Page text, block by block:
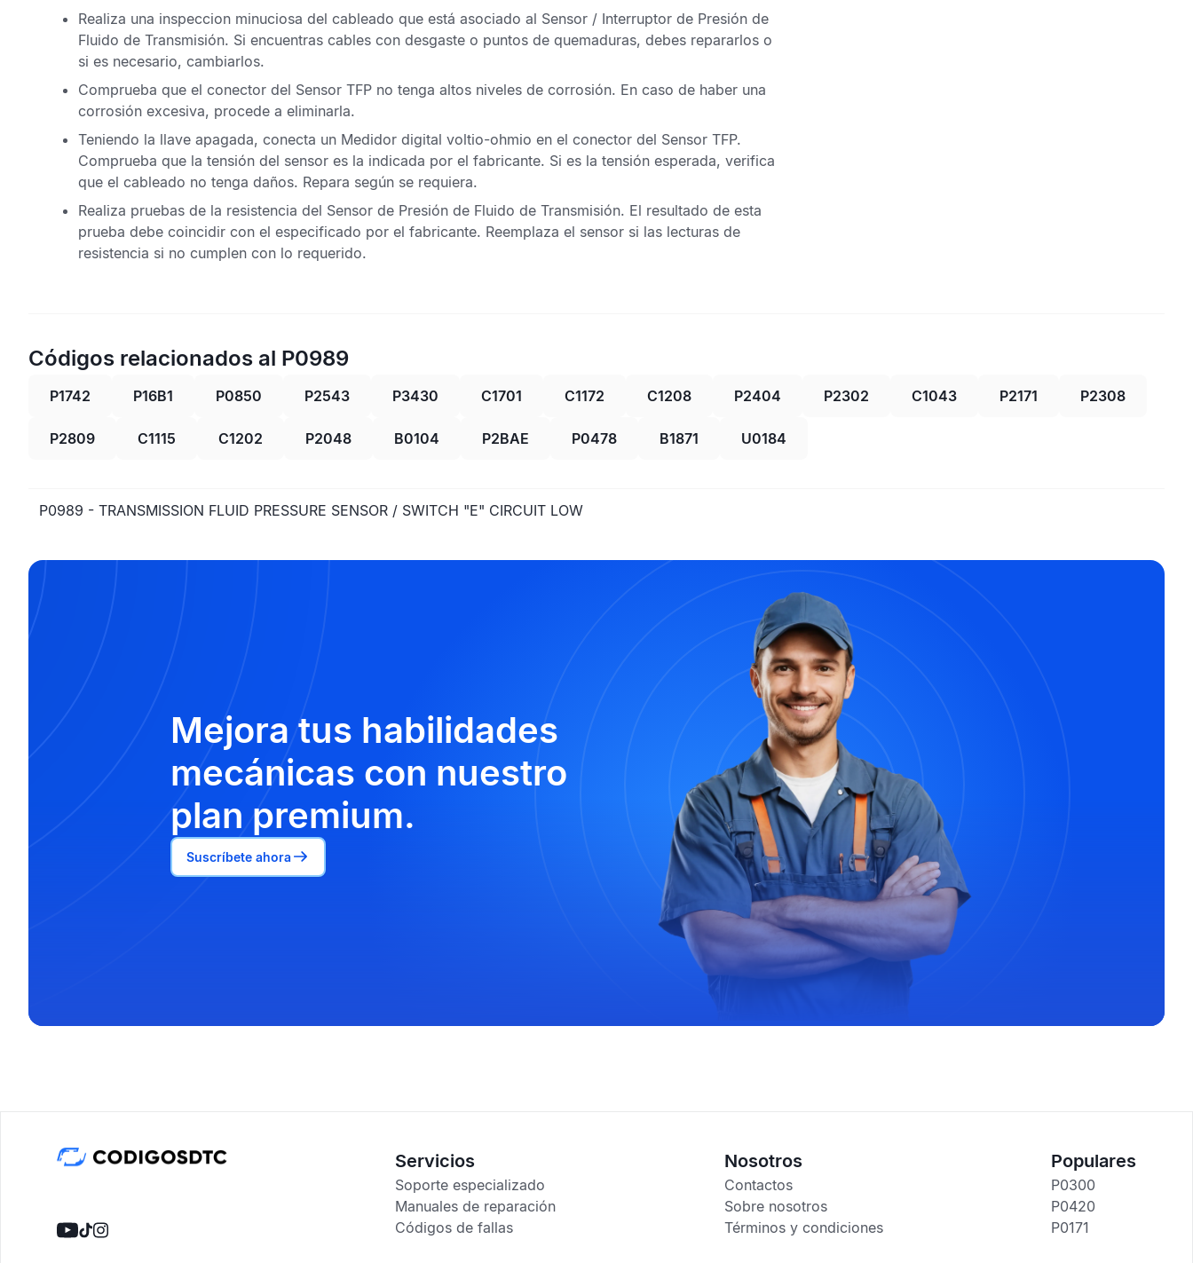
Realiza una inspeccion minuciosa del cableado que está asociado al Sensor / Interruptor de Presión de
Fluido de Transmisión. Si encuentras cables con desgaste o puntos de quemaduras, debes repararlos o
si es necesario, cambiarlos.
Comprueba que el conector del Sensor TFP no tenga altos niveles de corrosión. En caso de haber una
corrosión excesiva, procede a eliminarla.
Teniendo la llave apagada, conecta un Medidor digital voltio-ohmio en el conector del Sensor TFP.
Comprueba que la tensión del sensor es la indicada por el fabricante. Si es la tensión esperada, verifica
que el cableado no tenga daños. Repara según se requiera.
Realiza pruebas de la resistencia del Sensor de Presión de Fluido de Transmisión. El resultado de esta
prueba debe coincidir con el especificado por el fabricante. Reemplaza el sensor si las lecturas de
resistencia si no cumplen con lo requerido.
Códigos relacionados al P0989
P1742 P16B1 P0850 P2543 P3430 C1701 C1172 C1208 P2404 P2302 C1043 P2171 P2308
P2809 C1115 C1202 P2048 B0104 P2BAE P0478 B1871 U0184
P0989 - TRANSMISSION FLUID PRESSURE SENSOR / SWITCH "E" CIRCUIT LOW
Mejora tus habilidades
mecánicas con nuestro
plan premium.
Suscríbete ahora
Servicios
Soporte especializado
Manuales de reparación
Códigos de fallas
Nosotros
Contactos
Sobre nosotros
Términos y condiciones
Populares
P0300
P0420
P0171